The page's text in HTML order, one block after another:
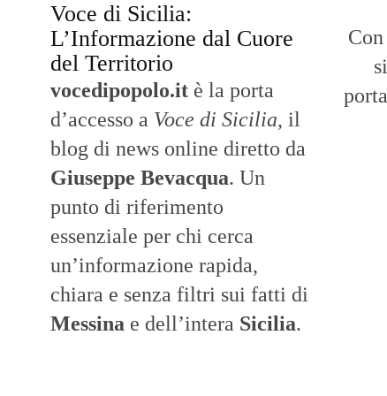
Voce di Sicilia:
L’Informazione dal Cuore
del Territorio
vocedipopolo.it è la porta
d’accesso a Voce di Sicilia, il
blog di news online diretto da
Giuseppe Bevacqua. Un
punto di riferimento
essenziale per chi cerca
un’informazione rapida,
chiara e senza filtri sui fatti di
Messina e dell’intera Sicilia.